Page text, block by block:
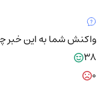
واکنش شما به این خبر
38